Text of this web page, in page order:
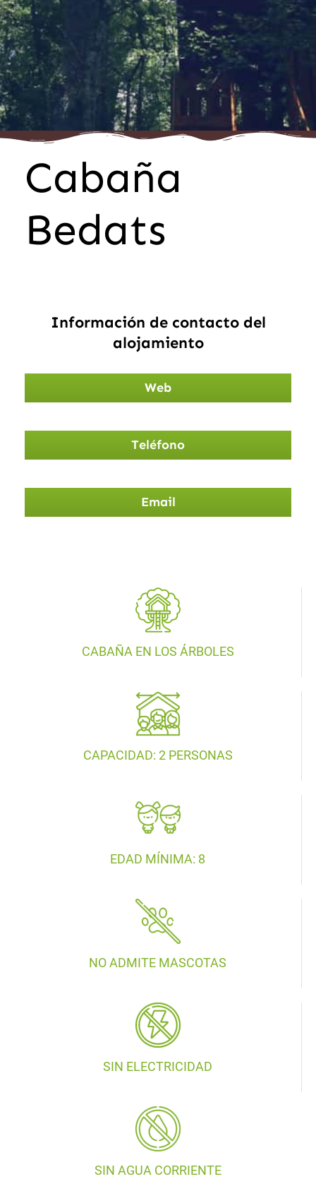
Cabaña
Bedats
Información de contacto del
alojamiento
Web
Teléfono
Email
CABAÑA EN LOS ÁRBOLES
CAPACIDAD: 2 PERSONAS
EDAD MÍNIMA: 8
NO ADMITE MASCOTAS
SIN ELECTRICIDAD
SIN AGUA CORRIENTE